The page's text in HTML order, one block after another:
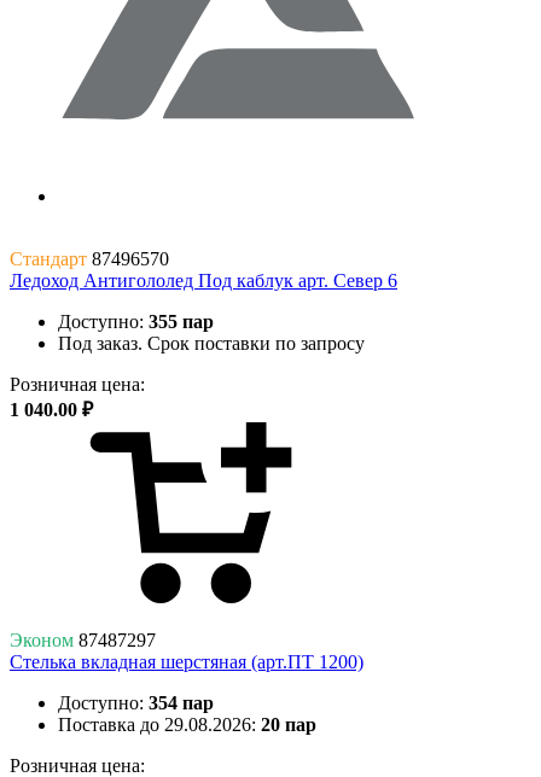
Стандарт 87496570
Ледоход Антигололед Под каблук арт. Север 6
Доступно: 355 пар
Под заказ. Срок поставки по запросу
Розничная цена:
1 040.00 ₽
Эконом 87487297
Стелька вкладная шерстяная (арт.ПТ 1200)
Доступно: 354 пар
Поставка до 29.08.2026: 20 пар
Розничная цена: